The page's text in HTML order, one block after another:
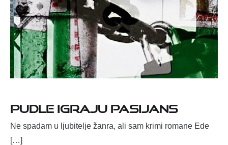
PUDLE IGRAJU PASIJANS
Ne spadam u ljubitelje žanra, ali sam krimi romane Ede
[…]